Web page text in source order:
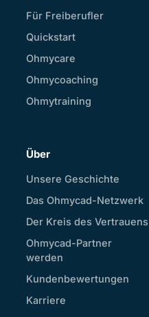
Für Freiberufler
Quickstart
Ohmycare
Ohmycoaching
Ohmytraining
Über
Unsere Geschichte
Das Ohmycad-Netzwerk
Der Kreis des Vertrauens
Ohmycad-Partner
werden
Kundenbewertungen
Karriere